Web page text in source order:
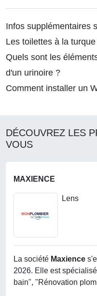
Infos supplémentaires
Les toilettes à la
Quels sont les
d'un urinoire ?
Comment installer un
DÉCOUVREZ LES
VOUS
MAXIENCE
Lens
La société Maxience
2026. Elle est
bain", "Rénovation